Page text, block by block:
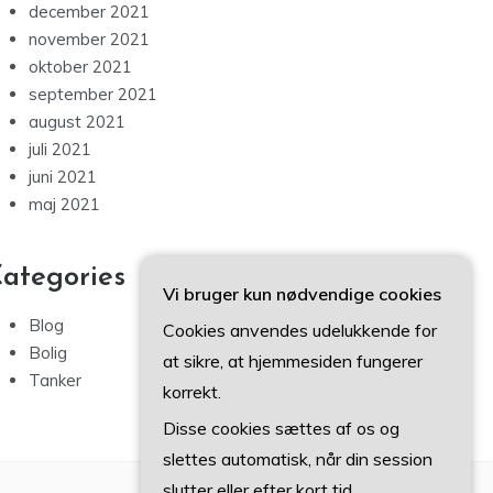
december 2021
november 2021
oktober 2021
september 2021
august 2021
juli 2021
juni 2021
maj 2021
Blog
Bolig
Tanker
Vi bruger kun nødvendige cookies
Cookies anvendes udelukkende for
at sikre, at hjemmesiden fungerer
korrekt.
Disse cookies sættes af os og
slettes automatisk, når din session